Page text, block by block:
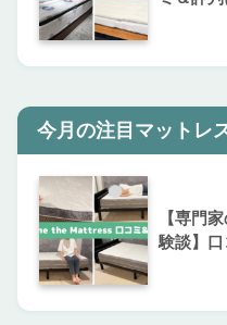
今月の注目マットレ
【専門
験談】口